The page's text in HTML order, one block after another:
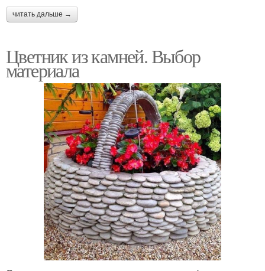
читать дальше →
Цветник из камней. Выбор
материала